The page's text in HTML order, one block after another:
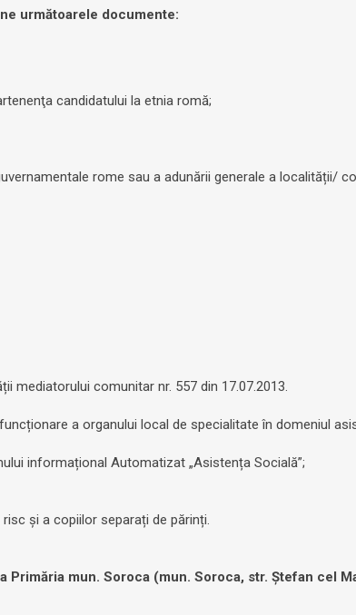
următoarele documente:
candidatului la etnia romă;
rome sau a adunării generale a localității/
mediatorului comunitar nr. 557 din 17.07.2013.
a organului local de specialitate în domeniul
informațional Automatizat „Asistența Socială”;
și a copiilor separați de părinți.
mun. Soroca (mun. Soroca, str. Ștefan cel